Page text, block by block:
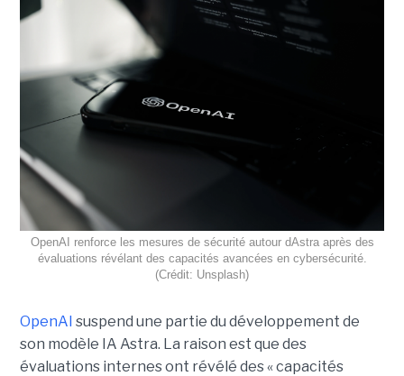
OpenAI renforce les mesures de sécurité autour dAstra après des
évaluations révélant des capacités avancées en cybersécurité.
(Crédit: Unsplash)
OpenAI suspend une partie du développement de
son modèle IA Astra. La raison est que des
évaluations internes ont révélé des « capacités